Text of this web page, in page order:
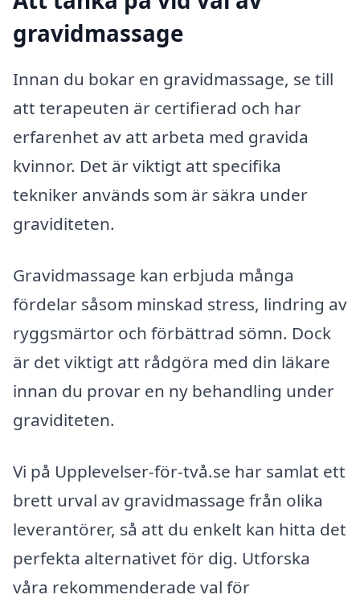
gravidmassage
Innan du bokar en gravidmassage, se till
att terapeuten är certifierad och har
erfarenhet av att arbeta med gravida
kvinnor. Det är viktigt att specifika
tekniker används som är säkra under
graviditeten.
Gravidmassage kan erbjuda många
fördelar såsom minskad stress, lindring av
ryggsmärtor och förbättrad sömn. Dock
är det viktigt att rådgöra med din läkare
innan du provar en ny behandling under
graviditeten.
Vi på Upplevelser-för-två.se har samlat ett
brett urval av gravidmassage från olika
leverantörer, så att du enkelt kan hitta det
perfekta alternativet för dig. Utforska
våra rekommenderade val för